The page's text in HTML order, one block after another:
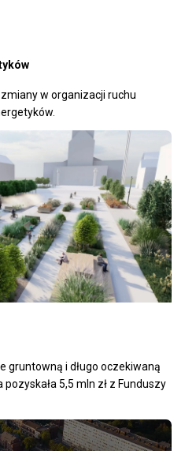
w organizacji ruchu
gruntowną i długo oczekiwaną
5,5 mln zł z Funduszy